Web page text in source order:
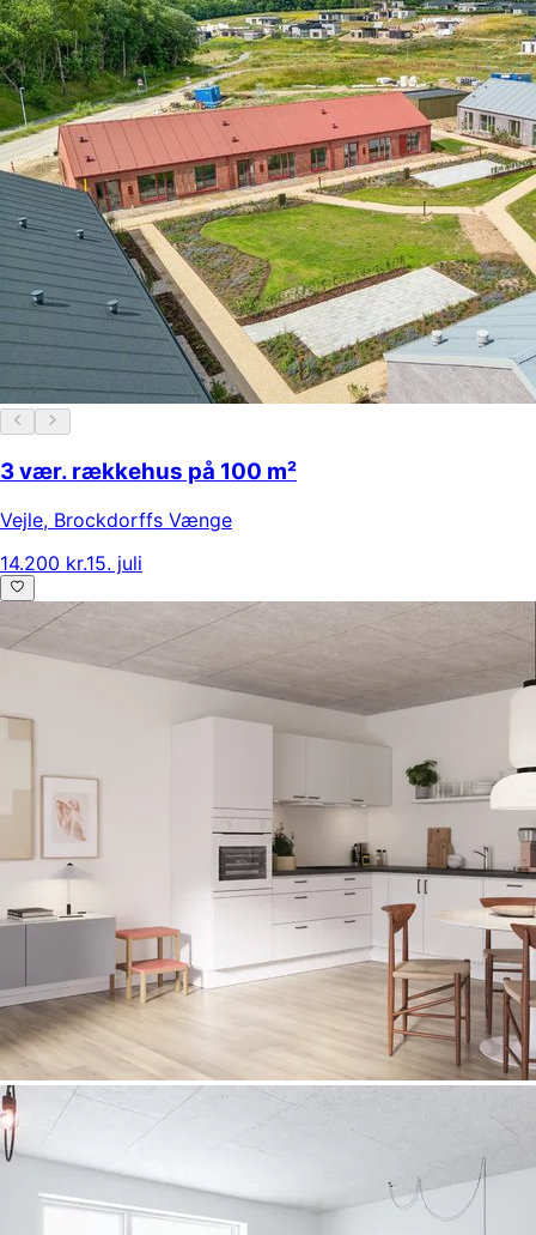
3 vær. rækkehus på 100 m²
Vejle, Brockdorffs Vænge
14.200 kr.15. juli